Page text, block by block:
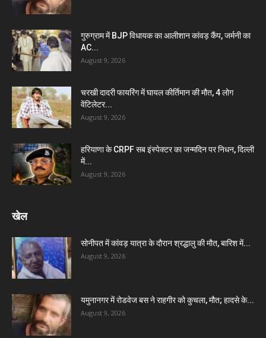
गुरुग्राम में BJP विधायक का आलीशान कांवड़ कैंप, जर्मनी का
AC...
August 9, 2026
चरखी दादरी फायरिंग में घायल कीर्तिमान की मौत, 4 लोग
वेंटिलेटर...
August 9, 2026
हरियाणा के CRPF सब इंस्पेक्टर का जन्मदिन पर निधन, दिल्ली
में...
August 9, 2026
खेल
सोनीपत में कांवड़ यात्रा के दौरान श्रद्धालु की मौत, बारिश में...
August 9, 2026
यमुनानगर में रोडवेज बस ने राहगीर को कुचला, मौत; हादसे के...
August 9, 2026